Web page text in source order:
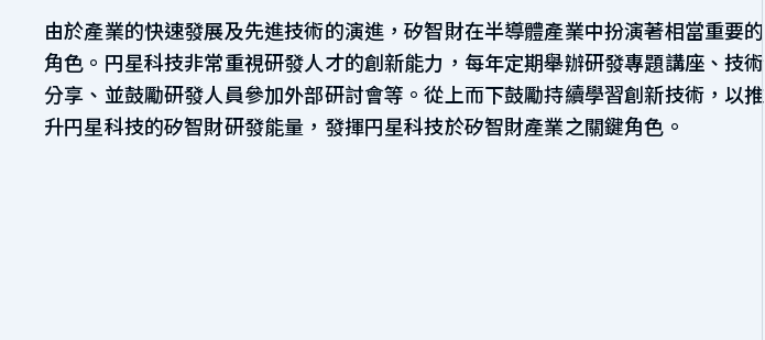
由於產業的快速發展及先進技術的演進，矽智財在半導體產業中扮演著相當重要的
角色。円星科技非常重視研發人才的創新能力，每年定期舉辦研發專題講座、技術
分享、並鼓勵研發人員參加外部研討會等。從上而下鼓勵持續學習創新技術，以推
升円星科技的矽智財研發能量，發揮円星科技於矽智財產業之關鍵角色。